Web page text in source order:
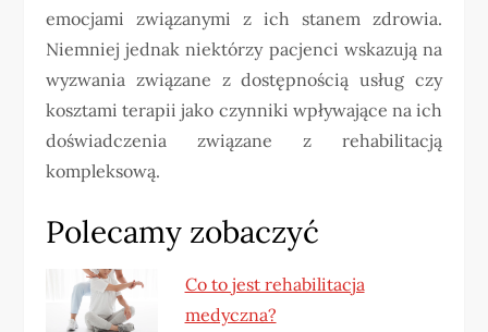
emocjami związanymi z ich stanem zdrowia.
Niemniej jednak niektórzy pacjenci wskazują na
wyzwania związane z dostępnością usług czy
kosztami terapii jako czynniki wpływające na ich
doświadczenia związane z rehabilitacją
kompleksową.
Polecamy zobaczyć
Co to jest rehabilitacja
medyczna?